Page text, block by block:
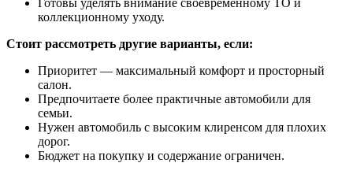
Готовы уделять внимание своевременному ТО и
коллекционному уходу.
Стоит рассмотреть другие варианты, если:
Приоритет — максимальный комфорт и просторный
салон.
Предпочитаете более практичные автомобили для
семьи.
Нужен автомобиль с высоким клиренсом для плохих
дорог.
Бюджет на покупку и содержание ограничен.